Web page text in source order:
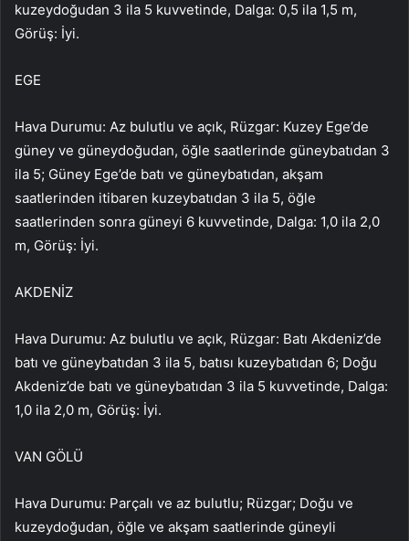
kuzeydoğudan 3 ila 5 kuvvetinde, Dalga: 0,5 ila 1,5 m,
Görüş: İyi.
EGE
Hava Durumu: Az bulutlu ve açık, Rüzgar: Kuzey Ege’de
güney ve güneydoğudan, öğle saatlerinde güneybatıdan 3
ila 5; Güney Ege’de batı ve güneybatıdan, akşam
saatlerinden itibaren kuzeybatıdan 3 ila 5, öğle
saatlerinden sonra güneyi 6 kuvvetinde, Dalga: 1,0 ila 2,0
m, Görüş: İyi.
AKDENİZ
Hava Durumu: Az bulutlu ve açık, Rüzgar: Batı Akdeniz’de
batı ve güneybatıdan 3 ila 5, batısı kuzeybatıdan 6; Doğu
Akdeniz’de batı ve güneybatıdan 3 ila 5 kuvvetinde, Dalga:
1,0 ila 2,0 m, Görüş: İyi.
VAN GÖLÜ
Hava Durumu: Parçalı ve az bulutlu; Rüzgar; Doğu ve
kuzeydoğudan, öğle ve akşam saatlerinde güneyli